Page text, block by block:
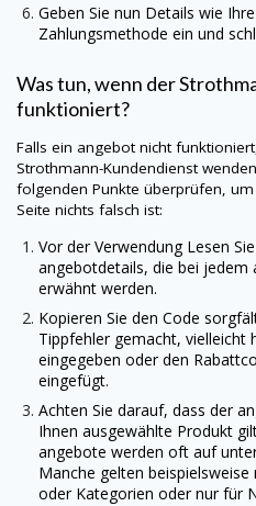
Geben Sie nun Details wie
Zahlungsmethode ein und
Was tun, wenn der
funktioniert?
Falls ein angebot nicht
Strothmann-Kundendienst
folgenden Punkte überprüfen,
Seite nichts falsch ist:
Vor der Verwendung Lesen
angebotdetails, die bei jedem
erwähnt werden.
Kopieren Sie den Code
Tippfehler gemacht, vielleicht
eingegeben oder den
eingefügt.
Achten Sie darauf, dass der
Ihnen ausgewählte Produkt
angebote werden oft auf
Manche gelten
oder Kategorien oder nur für